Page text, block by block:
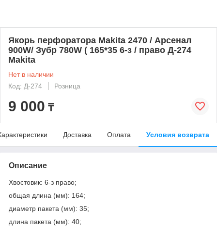
Якорь перфоратора Makita 2470 / Арсенал
900W/ Зубр 780W ( 165*35 6-з / право Д-274
Makita
Нет в наличии
Код: Д-274
Розница
9 000 ₸
Доставка Оплата Условия возврата
Описание
Хвостовик: 6-з право;
общая длина (мм): 164;
диаметр пакета (мм): 35;
длина пакета (мм): 40;